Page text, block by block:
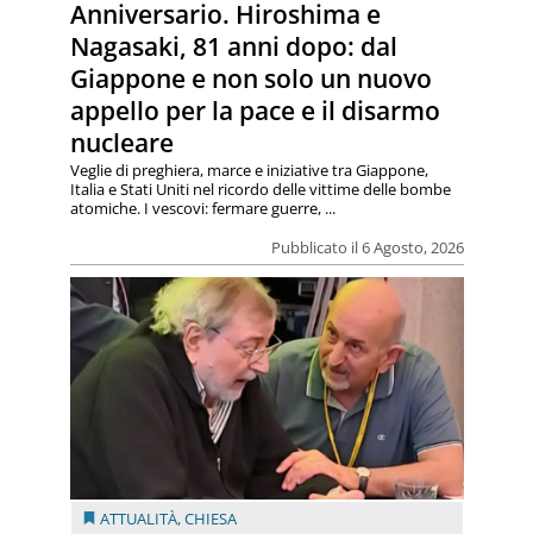
Anniversario. Hiroshima e
Nagasaki, 81 anni dopo: dal
Giappone e non solo un nuovo
appello per la pace e il disarmo
nucleare
Pubblicato il 6 Agosto, 2026
Veglie di preghiera, marce e iniziative tra Giappone,
Italia e Stati Uniti nel ricordo delle vittime delle bombe
atomiche. I vescovi: fermare guerre, ...
ATTUALITÀ,CHIESA